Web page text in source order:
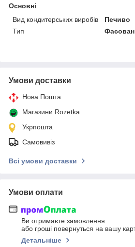
Основні
Вид кондитерських виробів
Печиво
Тип
Умови доставки
Нова Пошта
Магазини Rozetka
Укрпошта
Самовивіз
Всі умови доставки
Умови оплати
Ви отримаєте замовлення
або гроші повернуться на вашу
Детальніше